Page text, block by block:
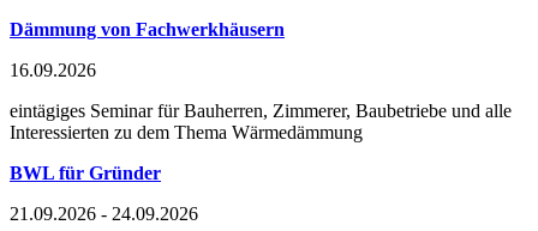
Dämmung von Fachwerkhäusern
16.09.2026
eintägiges Seminar für Bauherren, Zimmerer, Baubetriebe und alle
Interessierten zu dem Thema Wärmedämmung
BWL für Gründer
21.09.2026 - 24.09.2026